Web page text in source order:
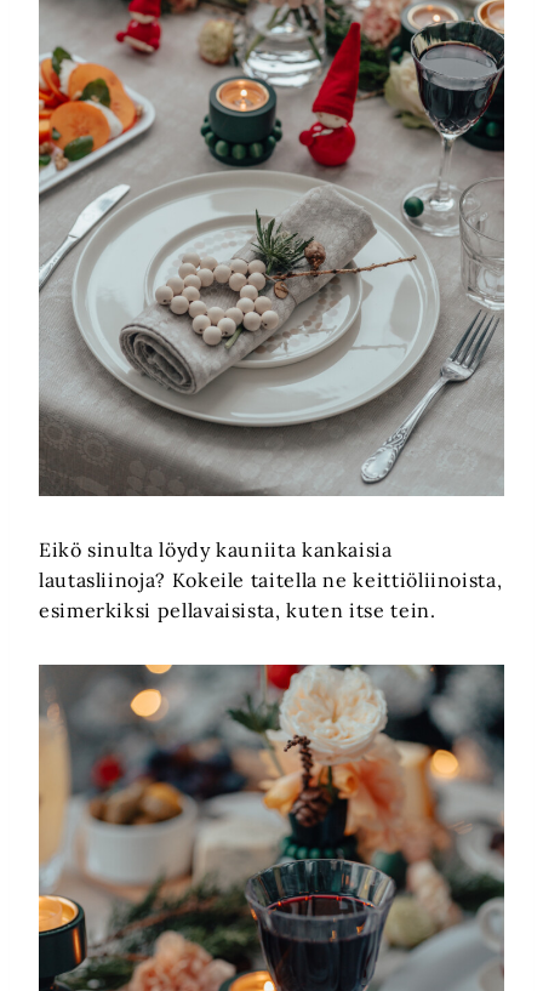
Eikö sinulta löydy kauniita kankaisia
lautasliinoja? Kokeile taitella ne keittiöliinoista,
esimerkiksi pellavaisista, kuten itse tein.